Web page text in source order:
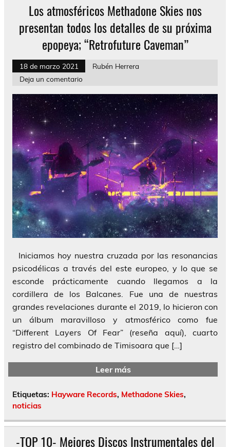
Los atmosféricos Methadone Skies nos
presentan todos los detalles de su próxima
epopeya; “Retrofuture Caveman”
18 de marzo 2021
Rubén Herrera
Deja un comentario
Iniciamos hoy nuestra cruzada por las resonancias
psicodélicas a través del este europeo, y lo que se
esconde prácticamente cuando llegamos a la
cordillera de los Balcanes. Fue una de nuestras
grandes revelaciones durante el 2019, lo hicieron con
un álbum maravilloso y atmosférico como fue
“Different Layers Of Fear” (reseña aquí), cuarto
registro del combinado de Timisoara que […]
Leer más
Etiquetas: Hayware Records, Methadone Skies,
noticias
-TOP 10- Mejores Discos Instrumentales del